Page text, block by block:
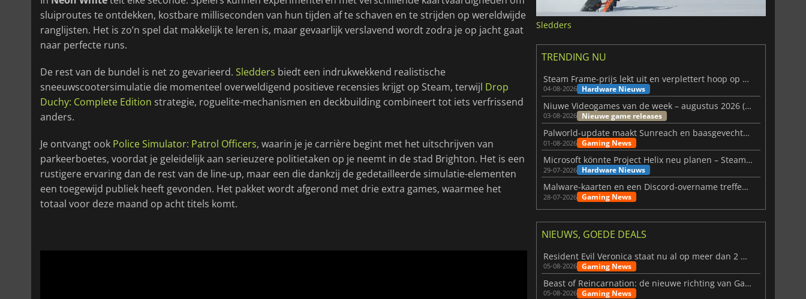
sluiproutes te ontdekken, kostbare milliseconden van hun tijden af te schaven en te strijden op wereldwijde
ranglijsten. Het is zo’n spel dat makkelijk te leren is, maar gevaarlijk verslavend wordt zodra je op jacht gaat
naar perfecte runs.
De rest van de bundel is net zo gevarieerd. Sledders biedt een indrukwekkend realistische
sneeuwscootersimulatie die momenteel overweldigend positieve recensies krijgt op Steam, terwijl Drop
Duchy: Complete Edition strategie, roguelite-mechanismen en deckbuilding combineert tot iets verfrissend
anders.
Je ontvangt ook Police Simulator: Patrol Officers, waarin je je carrière begint met het uitschrijven van
parkeerboetes, voordat je geleidelijk aan serieuzere politietaken op je neemt in de stad Brighton. Het is een
rustigere ervaring dan de rest van de line-up, maar een die dankzij de gedetailleerde simulatie-elementen
een toegewijd publiek heeft gevonden. Het pakket wordt afgerond met drie extra games, waarmee het
totaal voor deze maand op acht titels komt.
Sledders
TRENDING NU
Steam Frame-prijs lekt uit en verplettert hoop op betaalbare VR
04-08-2026 Hardware Nieuws
Niuwe Videogames van de week – augustus 2026 (week 32)
03-08-2026 Nieuwe game releases
Palworld-update maakt Sunreach en baasgevechten stabieler
01-08-2026 Gaming News
Microsoft könnte Project Helix neu planen – Steam-Support wackelt
29-07-2026 Hardware Nieuws
Malware-kaarten en een Discord-overname treffen Meccha Chameleon
28-07-2026 Gaming News
NIEUWS, GOEDE DEALS
Resident Evil Veronica staat nu al op meer dan 2 miljoen verlanglijstjes
05-08-2026 Gaming News
Beast of Reincarnation: de nieuwe richting van Game Freak
05-08-2026 Gaming News